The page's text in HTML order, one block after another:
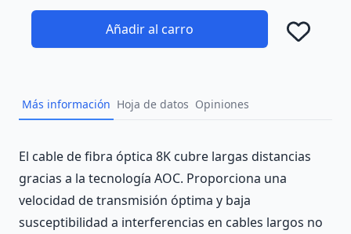
Añadir al carro
Más información Hoja de datos Opiniones
Description
El cable de fibra óptica 8K cubre largas distancias
gracias a la tecnología AOC. Proporciona una
velocidad de transmisión óptima y baja
susceptibilidad a interferencias en cables largos no